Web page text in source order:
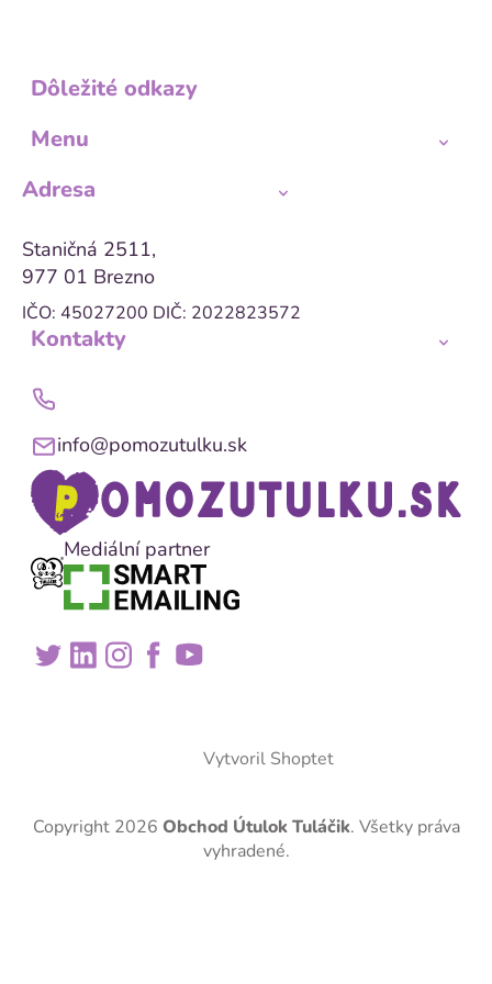
Dôležité odkazy
Menu
Adresa
Staničná 2511,
977 01 Brezno
IČO: 45027200 DIČ: 2022823572
Kontakty
info@pomozutulku.sk
Mediální partner
Vytvoril Shoptet
Copyright 2026 Obchod Útulok Tuláčik. Všetky práva
vyhradené.